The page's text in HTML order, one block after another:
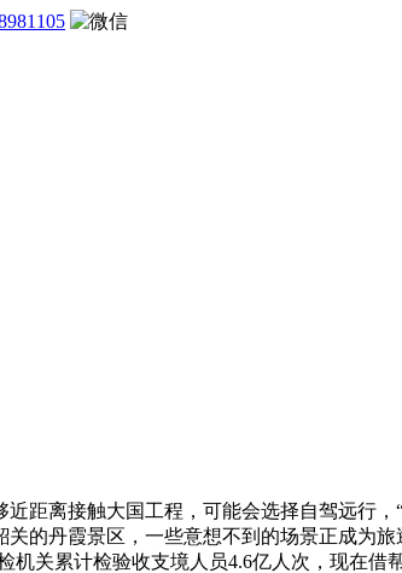
离接触大国工程，可能会选择自驾远行，
的丹霞景区，一些意想不到的场景正成为
关累计检验收支境人员4.6亿人次，现在